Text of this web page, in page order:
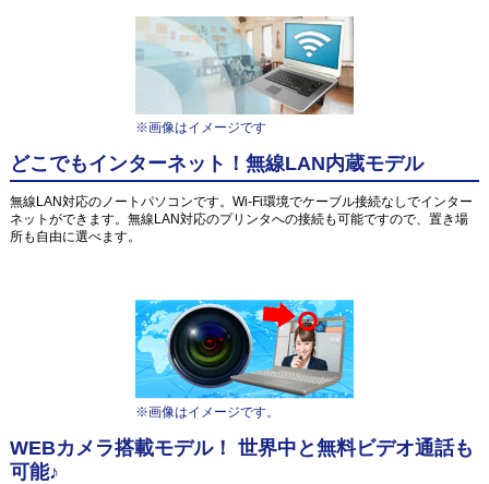
※画像はイメージです
どこでもインターネット！無線LAN内蔵モデル
無線LAN対応のノートパソコンです。Wi-Fi環境でケーブル接続なしでインター
ネットができます。無線LAN対応のプリンタへの接続も可能ですので、置き場
所も自由に選べます。
※画像はイメージです。
WEBカメラ搭載モデル！ 世界中と無料ビデオ通話も
可能♪